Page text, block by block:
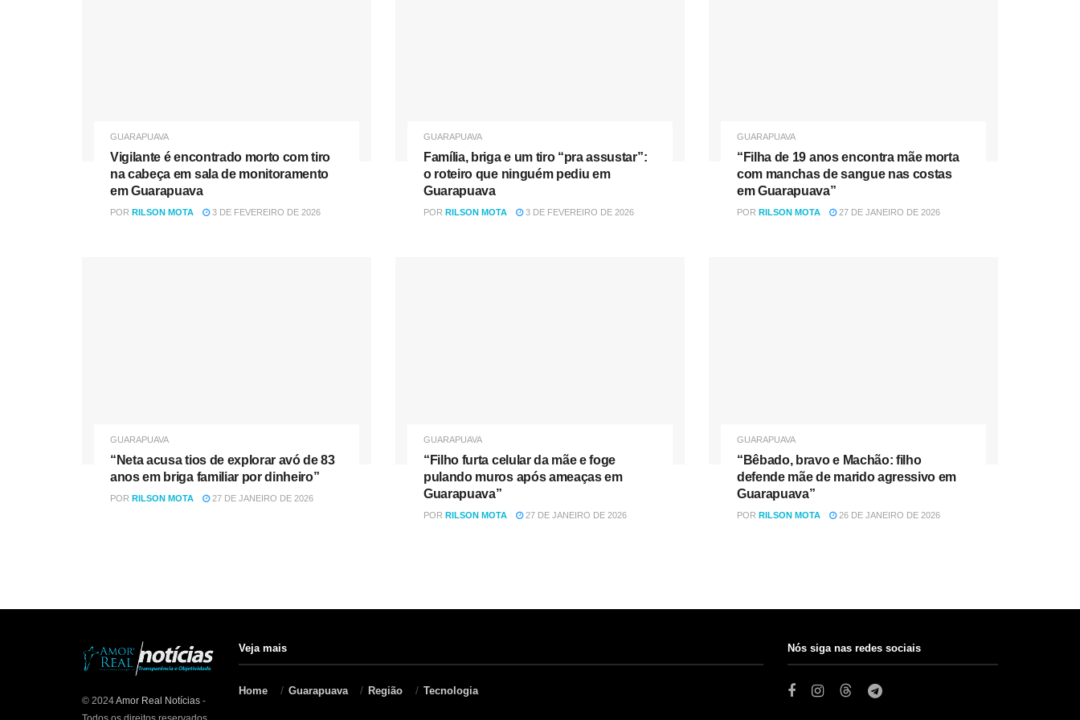
GUARAPUAVA
Vigilante é encontrado morto com tiro
na cabeça em sala de monitoramento
em Guarapuava
POR RILSON MOTA 3 DE FEVEREIRO DE 2026
GUARAPUAVA
Família, briga e um tiro “pra assustar”:
o roteiro que ninguém pediu em
Guarapuava
POR RILSON MOTA 3 DE FEVEREIRO DE 2026
GUARAPUAVA
“Filha de 19 anos encontra mãe morta
com manchas de sangue nas costas
em Guarapuava”
POR RILSON MOTA 27 DE JANEIRO DE 2026
GUARAPUAVA
“Neta acusa tios de explorar avó de 83
anos em briga familiar por dinheiro”
POR RILSON MOTA 27 DE JANEIRO DE 2026
GUARAPUAVA
“Filho furta celular da mãe e foge
pulando muros após ameaças em
Guarapuava”
POR RILSON MOTA 27 DE JANEIRO DE 2026
GUARAPUAVA
“Bêbado, bravo e Machão: filho
defende mãe de marido agressivo em
Guarapuava”
POR RILSON MOTA 26 DE JANEIRO DE 2026
© 2024Amor Real Notícias -
Veja mais
Home Guarapuava Região Tecnologia
Nós siga nas redes sociais